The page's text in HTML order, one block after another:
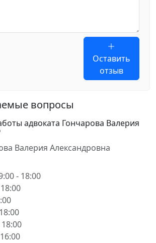
Оставить
отзыв
вопросы
адвоката Гончарова Валерия
Валерия Александровна
- 18:00